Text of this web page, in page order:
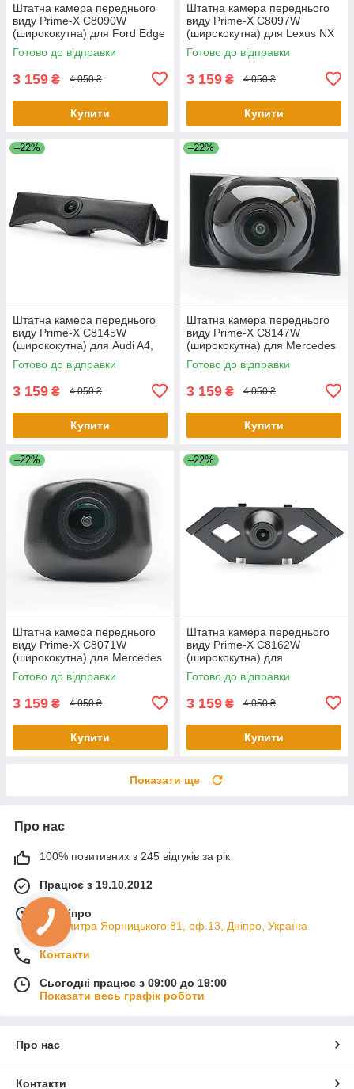
Штатна камера переднього
виду Prime-X C8090W
(ширококутна) для Ford Edge
2015-2017
Готово до відправки
3 159 ₴ 4 050 ₴
Купити
Штатна камера переднього
виду Prime-X C8097W
(ширококутна) для Lexus NX
2015-2017
Готово до відправки
3 159 ₴ 4 050 ₴
Купити
–22%
Штатна камера переднього
виду Prime-X C8145W
(ширококутна) для Audi A4,
A4L 2017-2018
Готово до відправки
3 159 ₴ 4 050 ₴
Купити
–22%
Штатна камера переднього
виду Prime-X C8147W
(ширококутна) для Mercedes
E-class 2016-2019
Готово до відправки
3 159 ₴ 4 050 ₴
Купити
–22%
Штатна камера переднього
виду Prime-X С8071W
(ширококутна) для Mercedes
S-Class W222, V222, X222
2015-2017
Готово до відправки
3 159 ₴ 4 050 ₴
Купити
–22%
Штатна камера переднього
виду Prime-X C8162W
(ширококутна) для
Volkswagen Tiguan L 2016
2017
Готово до відправки
3 159 ₴ 4 050 ₴
Купити
Показати ще
Про нас
100% позитивних з 245 відгуків за рік
Працює з 19.10.2012
м. Дніпро
пр. Дмитра Яорницького 81, оф.13, Дніпро, Україна
Контакти
Сьогодні працює з 09:00 до 19:00
Показати весь графік роботи
Про нас
Контакти